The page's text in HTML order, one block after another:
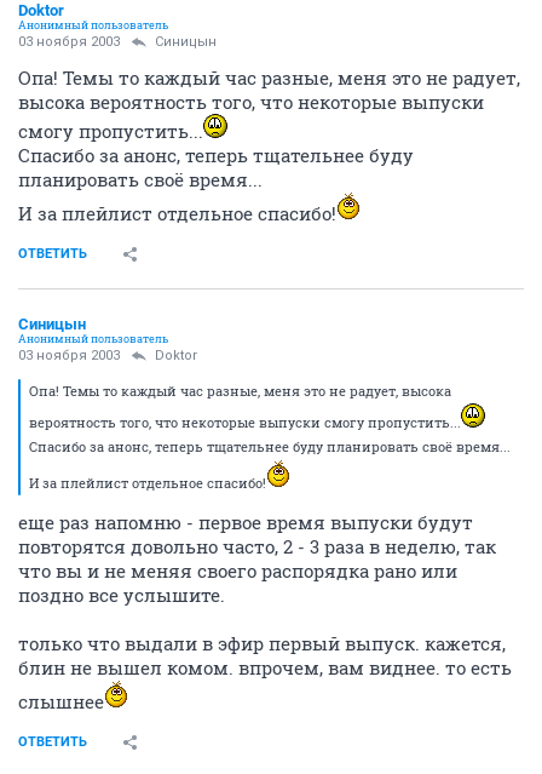
Doktor
Анонимный пользователь
03 ноября 2003 Синицын
Опа! Темы то каждый час разные, меня это не радует,
высока вероятность того, что некоторые выпуски
смогу пропустить...
Спасибо за анонс, теперь тщательнее буду
планировать своё время...
И за плейлист отдельное спасибо!
ОТВЕТИТЬ
Синицын
Анонимный пользователь
03 ноября 2003 Doktor
Опа! Темы то каждый час разные, меня это не радует, высока
вероятность того, что некоторые выпуски смогу пропустить...
Спасибо за анонс, теперь тщательнее буду планировать своё время...
И за плейлист отдельное спасибо!
еще раз напомню - первое время выпуски будут
повторятся довольно часто, 2 - 3 раза в неделю, так
что вы и не меняя своего распорядка рано или
поздно все услышите.
только что выдали в эфир первый выпуск. кажется,
блин не вышел комом. впрочем, вам виднее. то есть
слышнее
ОТВЕТИТЬ